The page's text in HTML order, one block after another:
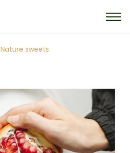
Nature sweets